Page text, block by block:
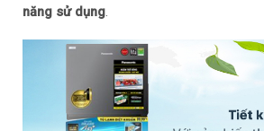
Công nghệ bảo quản và làm lạnh
Công nghệ làm lạnh: Làm lạnh vòng
Công nghệ bảo quản thực phẩm: Ngăn
Ag Hygiene Zone
năng sử dụng.